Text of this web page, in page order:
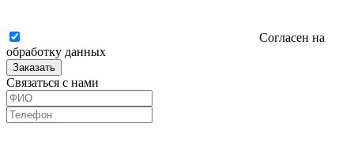
Согласен на
обработку данных
Заказать
Связаться с нами